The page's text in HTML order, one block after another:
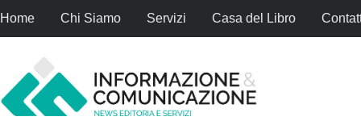
Home Chi Siamo Servizi Casa del Libro